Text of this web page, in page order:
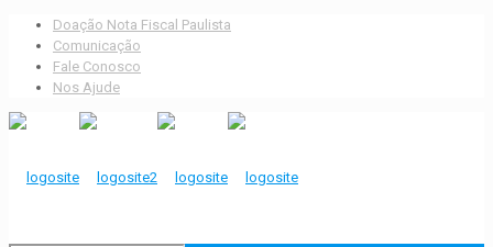
Doação Nota Fiscal Paulista
Comunicação
Fale Conosco
Nos Ajude